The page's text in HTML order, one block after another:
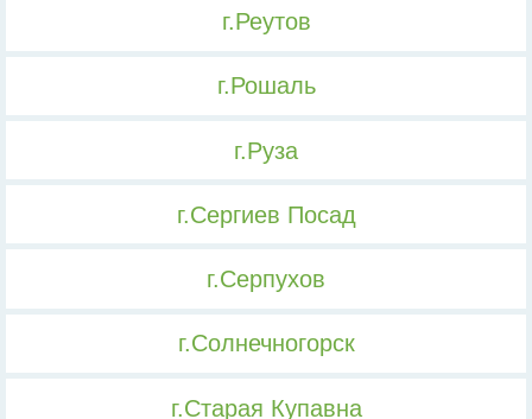
г.Реутов
г.Рошаль
г.Руза
г.Сергиев Посад
г.Серпухов
г.Солнечногорск
г.Старая Купавна